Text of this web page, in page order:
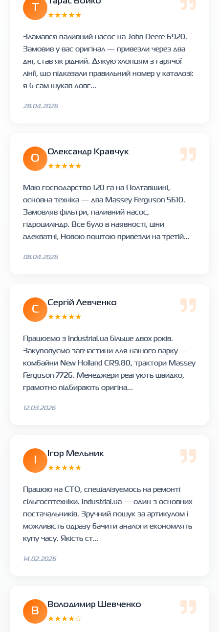
★★★★★
Зламався паливний насос на John Deere 6920.
Замовив у вас оригінал — привезли через два
дні, став як рідний. Дякую хлопцям з гарячої
лінії, що підказали правильний номер у каталозі:
я б сам шукав довг...
28.04.2026
О
Олександр Кравчук
★★★★★
Маю господарство 120 га на Полтавщині,
основна техніка — два Massey Ferguson 5610.
Замовляв фільтри, паливний насос,
гідроциліндр. Все було в наявності, ціни
адекватні, Новою поштою привезли на третій...
08.04.2026
С
Сергій Левченко
★★★★★
Працюємо з Industrial.ua більше двох років.
Закуповуємо запчастини для нашого парку —
комбайни New Holland CR9.80, трактори Massey
Ferguson 7726. Менеджери реагують швидко,
грамотно підбирають оригіна...
12.03.2026
Ігор Мельник
★★★★★
Працюю на СТО, спеціалізуємось на ремонті
сільгосптехніки. Industrial.ua — один з основних
постачальників. Зручний пошук за артикулом і
можливість одразу бачити аналоги економлять
купу часу. Якість ст...
14.02.2026
В
Володимир Шевченко
★★★★☆